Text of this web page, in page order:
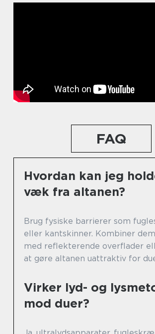
FAQ
Hvordan kan jeg
væk fra altanen?
Brug fysiske barrierer som
eller kantskinner. Kombiner
med reflekterende overflader
at gøre altanen uattraktiv for
Virker lyd- og
mod duer?